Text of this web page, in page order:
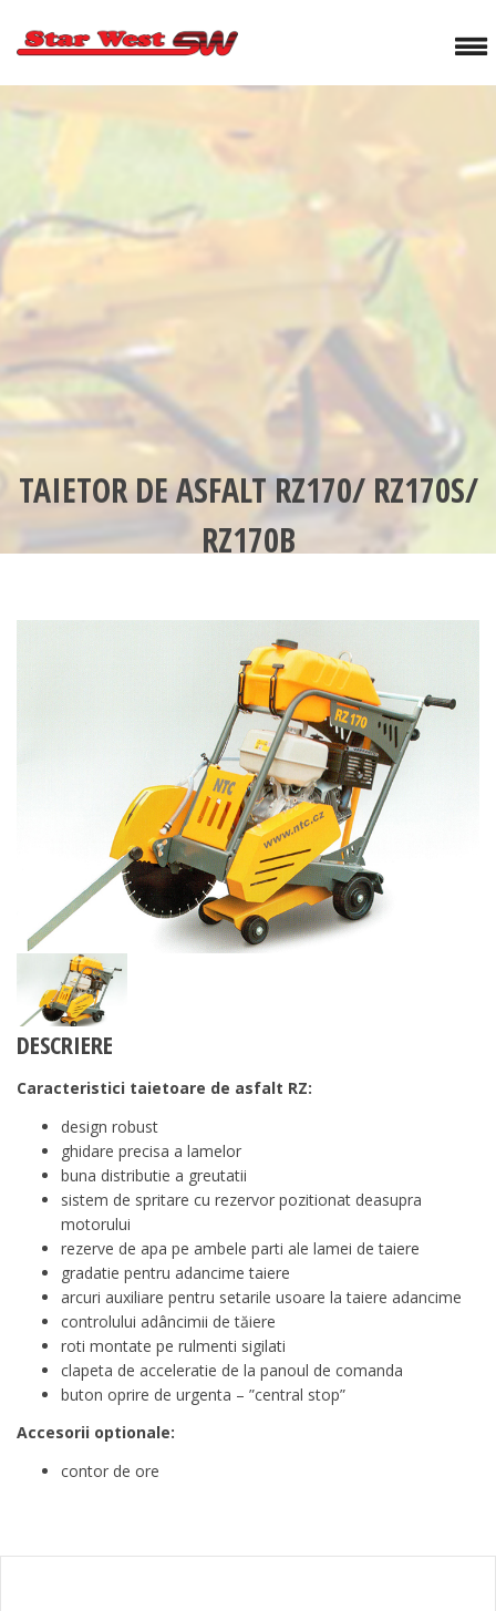
TAIETOR DE ASFALT RZ170/ RZ170S/
RZ170B
DESCRIERE
Caracteristici taietoare de asfalt RZ:
design robust
ghidare precisa a lamelor
buna distributie a greutatii
sistem de spritare cu rezervor pozitionat deasupra
motorului
rezerve de apa pe ambele parti ale lamei de taiere
gradatie pentru adancime taiere
arcuri auxiliare pentru setarile usoare la taiere adancime
controlului adâncimii de tăiere
roti montate pe rulmenti sigilati
clapeta de acceleratie de la panoul de comanda
buton oprire de urgenta – ”central stop”
Accesorii optionale:
contor de ore